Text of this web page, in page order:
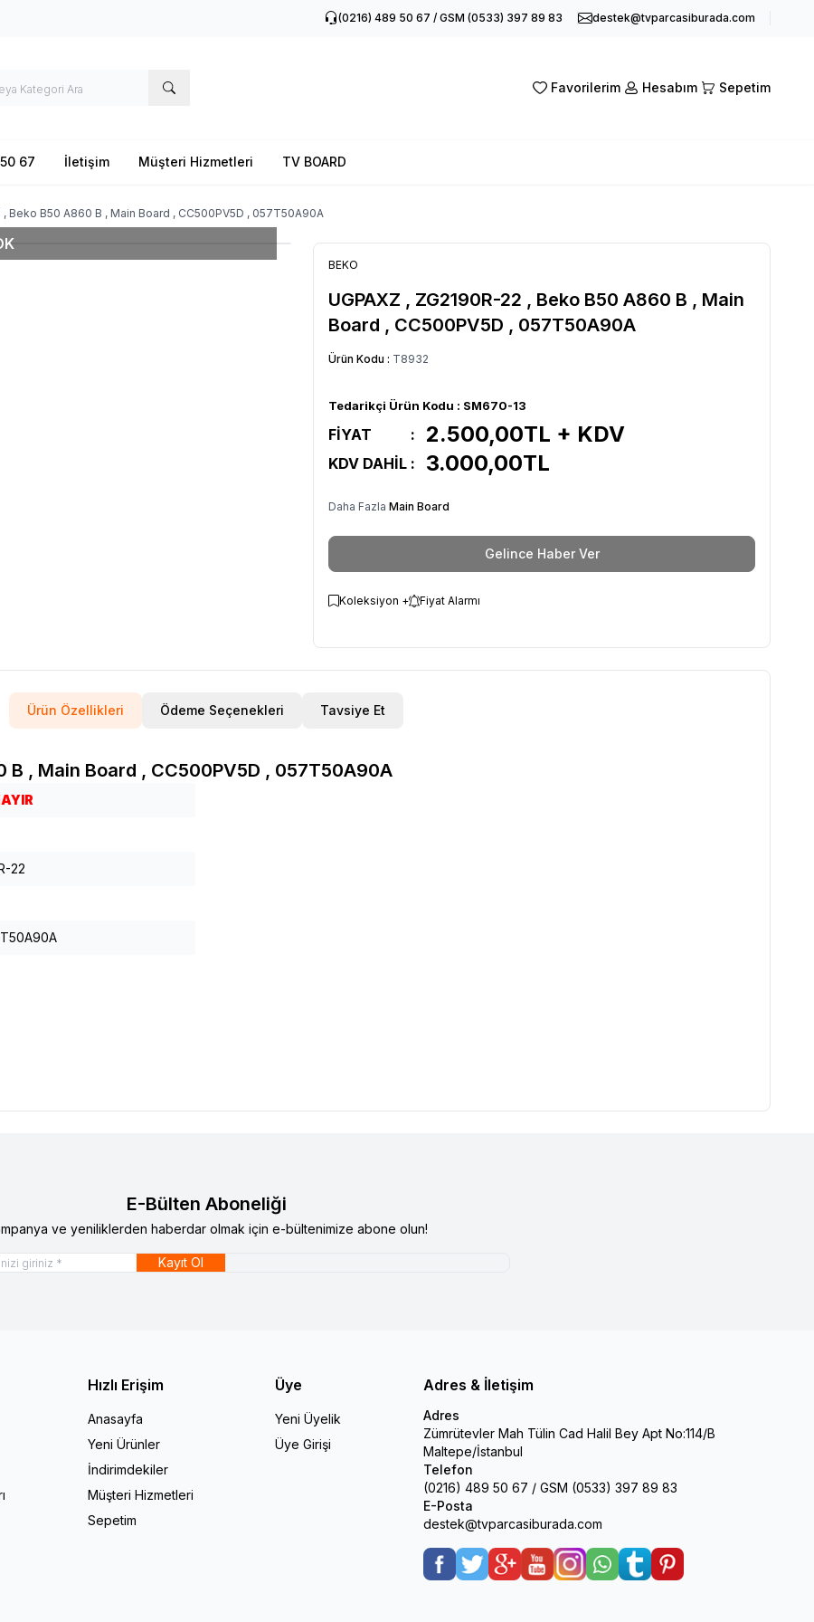
(0216) 489 50 67 / GSM (0533) 397 89 83 destek@tvparcasiburada.com
Favorilerim Hesabım Sepetim
67 İletişim Müşteri Hizmetleri TV BOARD
, Beko B50 A860 B , Main Board , CC500PV5D , 057T50A90A
BEKO
UGPAXZ , ZG2190R-22 , Beko B50 A860 B , Main
Board , CC500PV5D , 057T50A90A
Ürün Kodu : T8932
Tedarikçi Ürün Kodu : SM670-13
FİYAT : 2.500,00TL + KDV
KDV DAHİL : 3.000,00TL
Daha Fazla Main Board
Gelince Haber Ver
Koleksiyon + Fiyat Alarmı
Ürün Özellikleri Ödeme Seçenekleri Tavsiye Et
B , Main Board , CC500PV5D , 057T50A90A
22
E-Bülten Aboneliği
ve yeniliklerden haberdar olmak için e-bültenimize abone olun!
Kayıt Ol
Hızlı Erişim
Anasayfa
Yeni Ürünler
İndirimdekiler
Müşteri Hizmetleri
Sepetim
Üye
Yeni Üyelik
Üye Girişi
Adres & İletişim
Adres
Zümrütevler Mah Tülin Cad Halil Bey Apt No:114/B
Maltepe/İstanbul
Telefon
(0216) 489 50 67 / GSM (0533) 397 89 83
E-Posta
destek@tvparcasiburada.com
Facebook
TwitterGoogle-Plus
YoutubeInstagramWhatsApp
TumblrPinterest